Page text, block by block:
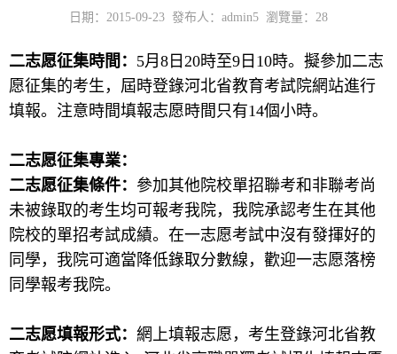
日期：2015-09-23 發布人：admin5 瀏覽量： 28
二志愿征集時間： 5月8日20時至9日10時。擬參加二志
愿征集的考生，屆時登錄河北省教育考試院網站進行
填報。注意時間填報志愿時間只有14個小時。
二志愿征集專業：
二志愿征集條件： 參加其他院校單招聯考和非聯考尚
未被錄取的考生均可報考我院，我院承認考生在其他
院校的單招考試成績。在一志愿考試中沒有發揮好的
同學，我院可適當降低錄取分數線，歡迎一志愿落榜
同學報考我院。
二志愿填報形式： 網上填報志愿，考生登錄河北省教